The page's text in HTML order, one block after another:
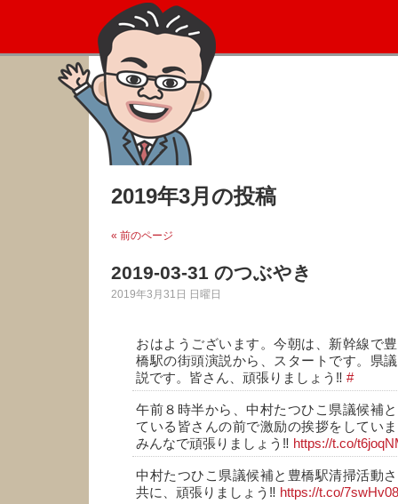
2019年3月の投稿
« 前のページ
2019-03-31 のつぶやき
2019年3月31日 日曜日
おはようございます。今朝は、新幹線で
橋駅の街頭演説から、スタートです。県
説です。皆さん、頑張りましょう‼️ #
午前８時半から、中村たつひこ県議候補
ている皆さんの前で激励の挨拶をしてい
みんなで頑張りましょう‼️ https://t.co/
中村たつひこ県議候補と豊橋駅清掃活動
共に、頑張りましょう‼️ https://t.co/